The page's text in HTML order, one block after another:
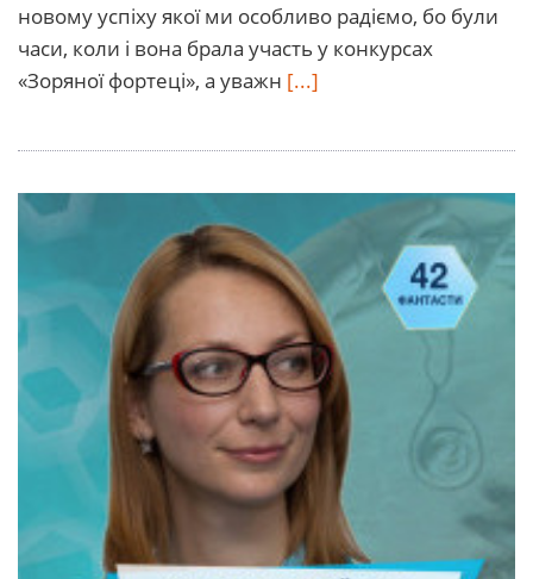
новому успіху якої ми особливо радіємо, бо були
часи, коли і вона брала участь у конкурсах
«Зоряної фортеці», а уважн [...]